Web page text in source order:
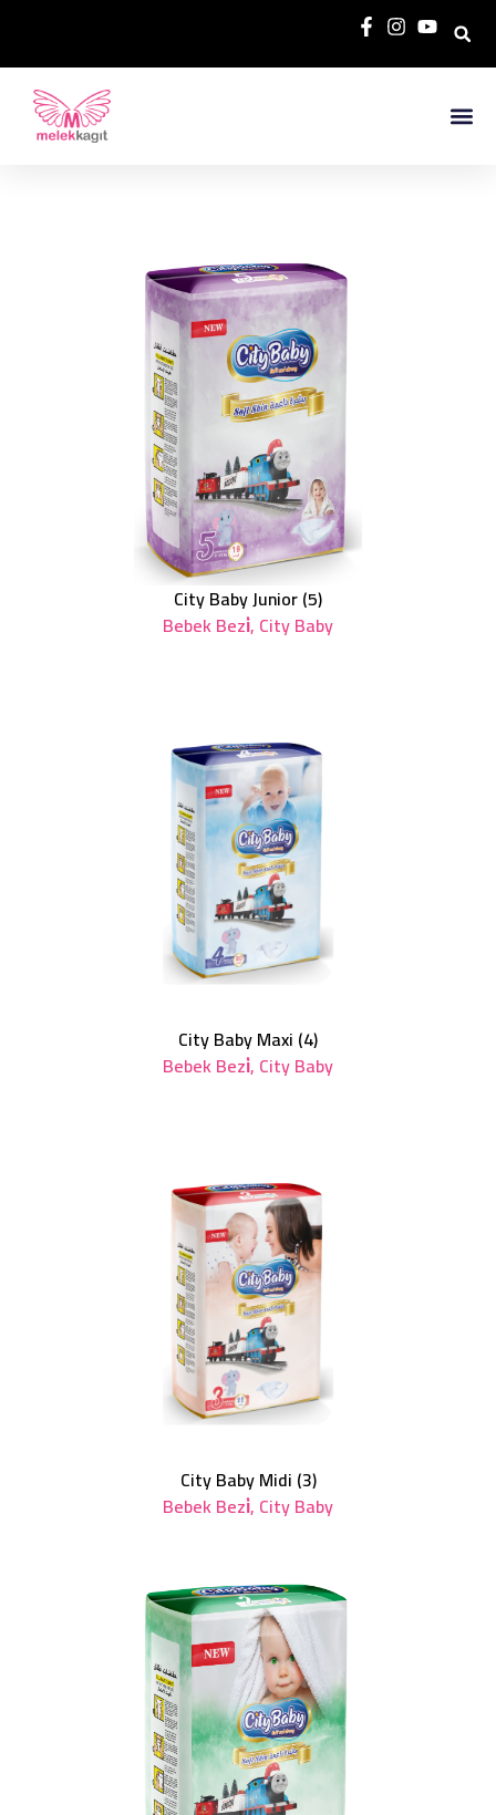
City Baby Junior (5)
Bebek Bezi̇, City Baby
City Baby Maxi (4)
Bebek Bezi̇, City Baby
City Baby Midi (3)
Bebek Bezi̇, City Baby